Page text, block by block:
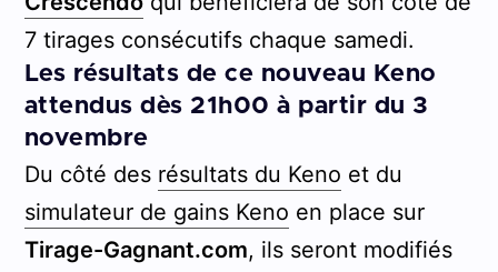
7 tirages consécutifs chaque samedi.
Les résultats de ce nouveau Keno
attendus dès 21h00 à partir du 3
novembre
Du côté des résultats du Keno et du
simulateur de gains Keno en place sur
Tirage-Gagnant.com, ils seront modifiés